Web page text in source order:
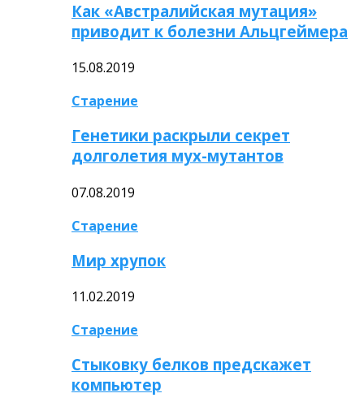
Как «Австралийская мутация»
приводит к болезни Альцгеймера
15.08.2019
Старение
Генетики раскрыли секрет
долголетия мух-мутантов
07.08.2019
Старение
Мир хрупок
11.02.2019
Старение
Стыковку белков предскажет
компьютер